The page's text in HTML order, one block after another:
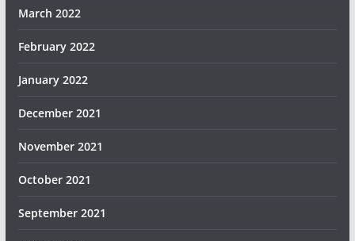
March 2022
February 2022
January 2022
December 2021
November 2021
October 2021
September 2021